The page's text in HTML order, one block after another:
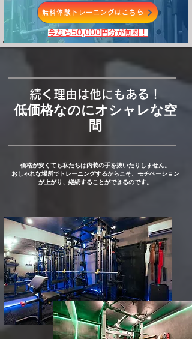
​今なら50,000円分が無料！
無料体験トレーニングはこちら
続く理由は他にもある！
低価格なのにオシャレな空
間
​価格が安くても私たちは内装の手を抜いたりしません。
おしゃれな場所でトレーニングするからこそ、モチベーション
が上がり、継続することができるのです。